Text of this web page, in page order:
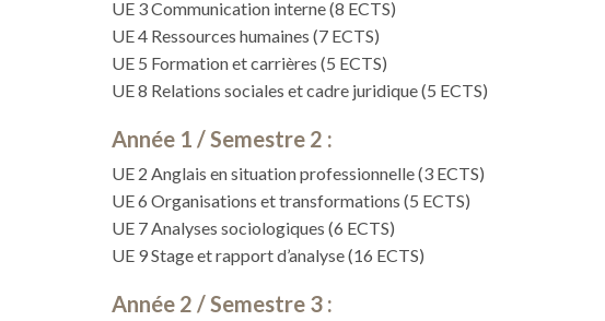
UE 3 Communication interne (8 ECTS)
UE 4 Ressources humaines (7 ECTS)
UE 5 Formation et carrières (5 ECTS)
UE 8 Relations sociales et cadre juridique (5 ECTS)
Année 1 / Semestre 2 :
UE 2 Anglais en situation professionnelle (3 ECTS)
UE 6 Organisations et transformations (5 ECTS)
UE 7 Analyses sociologiques (6 ECTS)
UE 9 Stage et rapport d’analyse (16 ECTS)
Année 2 / Semestre 3 :